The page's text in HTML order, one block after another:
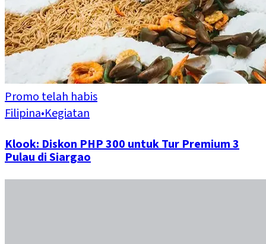
Promo telah habis
Filipina•Kegiatan
Klook: Diskon PHP 300 untuk Tur Premium 3
Pulau di Siargao